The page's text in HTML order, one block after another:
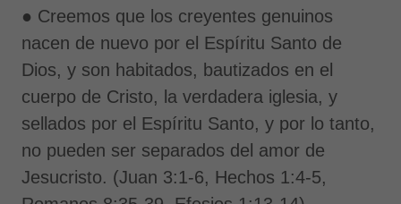
● Creemos que los creyentes genuinos
nacen de nuevo por el Espíritu Santo de
Dios, y son habitados, bautizados en el
cuerpo de Cristo, la verdadera iglesia, y
sellados por el Espíritu Santo, y por lo tanto,
no pueden ser separados del amor de
Jesucristo. (Juan 3:1-6, Hechos 1:4-5,